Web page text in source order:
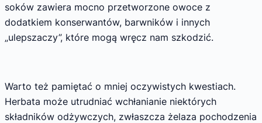
soków zawiera mocno przetworzone owoce z
dodatkiem konserwantów, barwników i innych
„ulepszaczy”, które mogą wręcz nam szkodzić.
Warto też pamiętać o mniej oczywistych kwestiach.
Herbata może utrudniać wchłanianie niektórych
składników odżywczych, zwłaszcza żelaza pochodzenia